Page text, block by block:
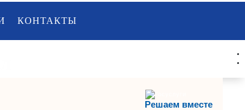
КОНТАКТЫ
Решаем вместе